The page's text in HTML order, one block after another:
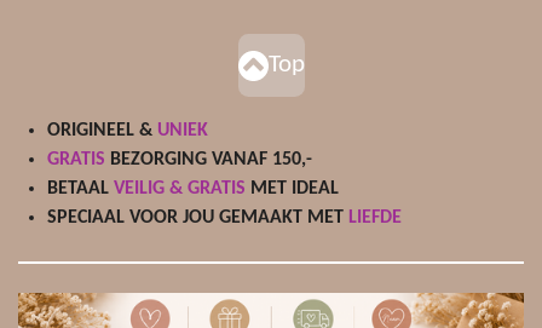
Top
ORIGINEEL & UNIEK
GRATIS BEZORGING VANAF 150,-
BETAAL VEILIG & GRATIS MET IDEAL
SPECIAAL VOOR JOU GEMAAKT MET LIEFDE